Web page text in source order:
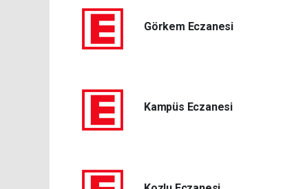
Görkem Eczanesi
Kampüs Eczanesi